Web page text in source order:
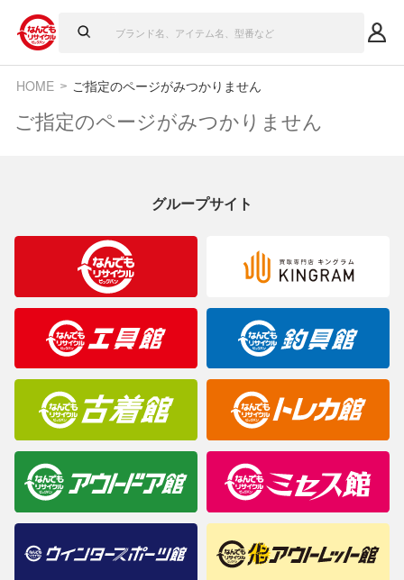
HOME ご指定のページがみつかりません
ご指定のページがみつかりません
グループサイト